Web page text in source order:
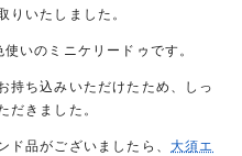
りいたしました。
いのミニケリードゥです。
持ち込みいただけたため、しっ
だきました。
ド品がございましたら、大須エ